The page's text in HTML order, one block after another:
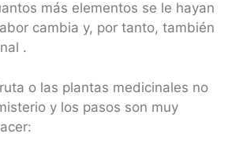
más elementos se le hayan
cambia y, por tanto, también
.
o las plantas medicinales no
y los pasos son muy